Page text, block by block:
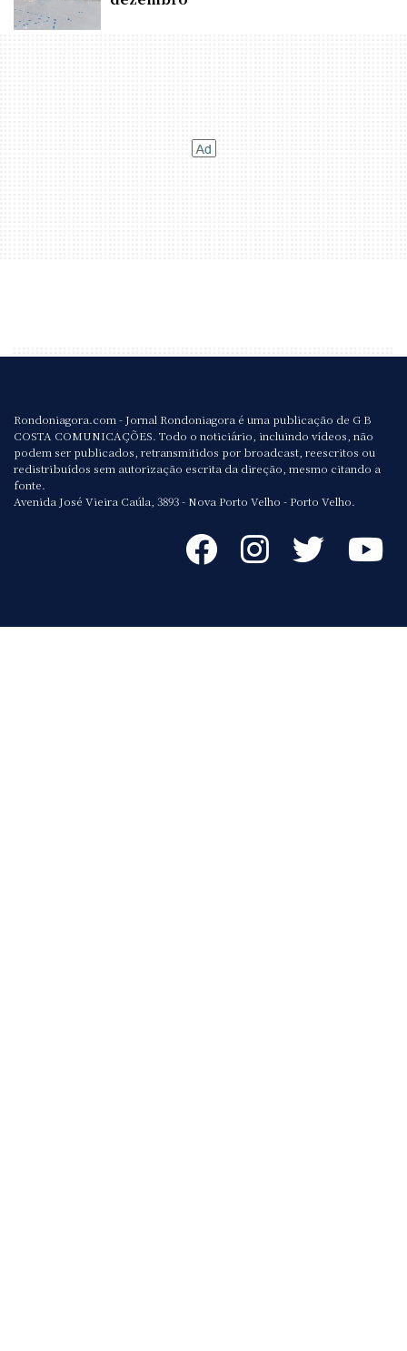
Rondoniagora.com - Jornal Rondoniagora é uma publicação de G B
COSTA COMUNICAÇÕES. Todo o noticiário, incluindo vídeos, não
podem ser publicados, retransmitidos por broadcast, reescritos ou
redistribuídos sem autorização escrita da direção, mesmo citando a
fonte.
Avenida José Vieira Caúla, 3893 - Nova Porto Velho - Porto Velho.